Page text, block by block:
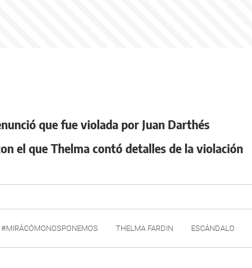
que fue violada por Juan Darthés
el que Thelma contó detalles de la violación
#MIRÁCÓMONOSPONEMOS THELMA FARDIN ESCÁNDALO